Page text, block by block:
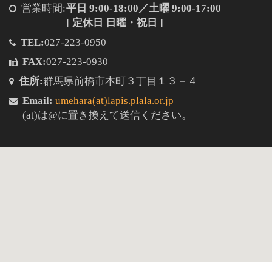
営業時間:平日 9:00-18:00／土曜 9:00-17:00
[ 定休日 日曜・祝日 ]
TEL:027-223-0950
FAX:027-223-0930
住所:群馬県前橋市本町３丁目１３－４
Email: umehara(at)lapis.plala.or.jp
(at)は@に置き換えて送信ください。